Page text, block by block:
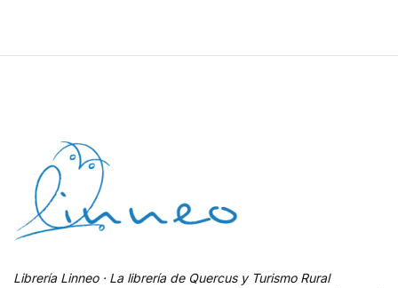
Librería Linneo · La librería de Quercus y Turismo Rural